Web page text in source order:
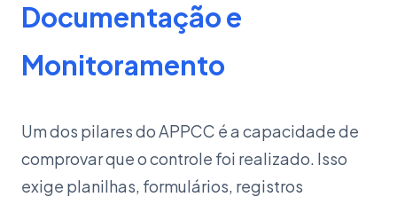
Documentação e
Monitoramento
Um dos pilares do APPCC é a capacidade de
comprovar que o controle foi realizado. Isso
exige planilhas, formulários, registros